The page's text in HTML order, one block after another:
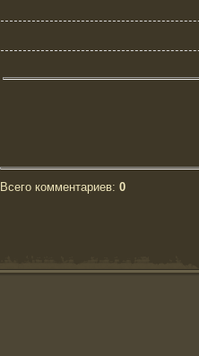
Всего комментариев: 0